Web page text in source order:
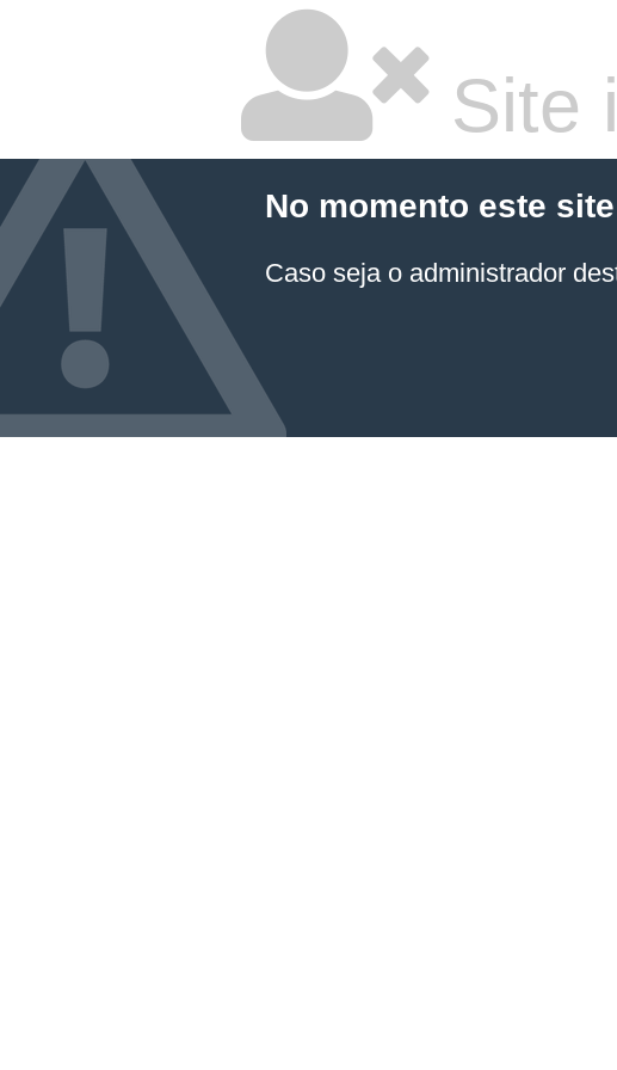
Site
No momento este
Caso seja o administrador